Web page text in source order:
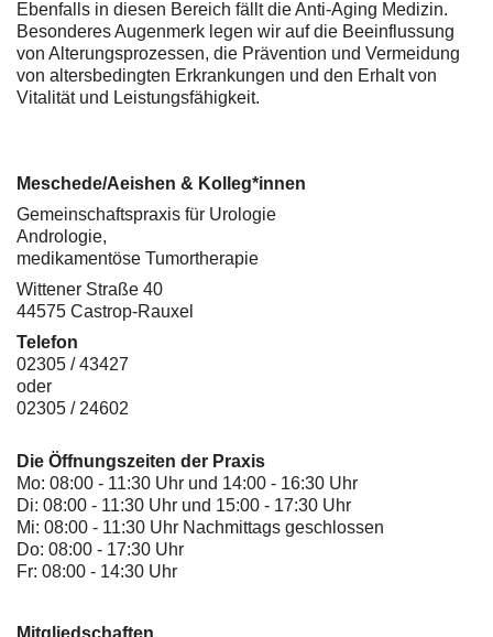
Ebenfalls in diesen Bereich fällt die Anti-Aging Medizin.
Besonderes Augenmerk legen wir auf die Beeinflussung
von Alterungsprozessen, die Prävention und Vermeidung
von altersbedingten Erkrankungen und den Erhalt von
Vitalität und Leistungsfähigkeit.
Meschede/Aeishen & Kolleg*innen
Gemeinschaftspraxis für Urologie
Andrologie,
medikamentöse Tumortherapie
Wittener Straße 40
44575 Castrop-Rauxel
Telefon
02305 / 43427
oder
02305 / 24602
Die Öffnungszeiten der Praxis
Mo: 08:00 - 11:30 Uhr und 14:00 - 16:30 Uhr
Di: 08:00 - 11:30 Uhr und 15:00 - 17:30 Uhr
Mi: 08:00 - 11:30 Uhr Nachmittags geschlossen
Do: 08:00 - 17:30 Uhr
Fr: 08:00 - 14:30 Uhr
Mitgliedschaften